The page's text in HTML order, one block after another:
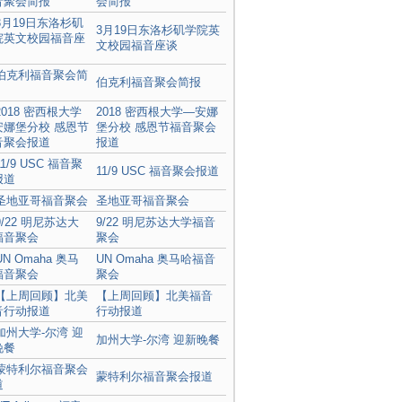
3月19日东洛杉矶学院英
文校园福音座谈
伯克利福音聚会简报
2018 密西根大学—安娜
堡分校 感恩节福音聚会
报道
11/9 USC 福音聚会报道
圣地亚哥福音聚会
9/22 明尼苏达大学福音
聚会
UN Omaha 奥马哈福音
聚会
【上周回顾】北美福音
行动报道
加州大学-尔湾 迎新晚餐
蒙特利尔福音聚会报道